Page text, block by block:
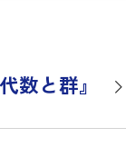
数と群』